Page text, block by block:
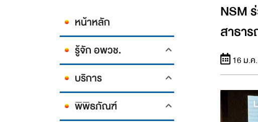
หน้าหลัก
รู้จัก อพวช.
บริการ
พิพิธภัณฑ์
NSM
สาธา
16 ม.ค